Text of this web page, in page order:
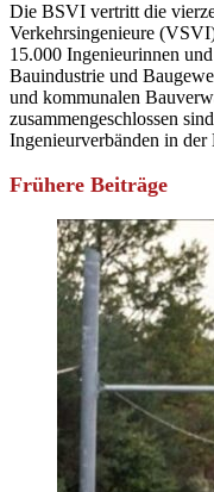
Die BSVI vertritt die
Verkehrsingenieure
15.000 Ingenieurinnen
Bauindustrie und
und kommunalen
zusammengeschlossen
Ingenieurverbänden in
Frühere Beiträge